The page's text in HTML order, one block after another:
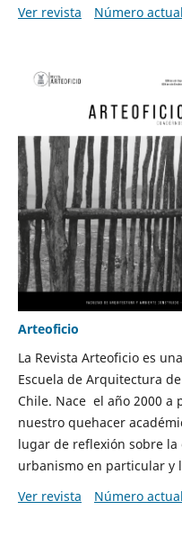
Ver revista
Número actual
Arteoficio
La Revista Arteoficio es
Escuela de Arquitectura
Chile. Nace el año 2000
nuestro quehacer
lugar de reflexión sobre
urbanismo en particular y
Ver revista
Número actual